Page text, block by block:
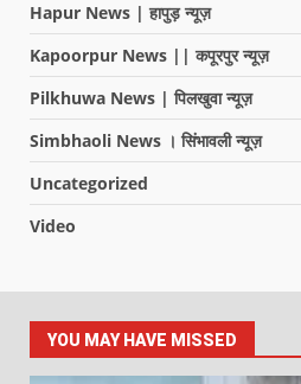
Hapur News | हापुड़ न्यूज़
Kapoorpur News || कपूरपुर न्यूज़
Pilkhuwa News | पिलखुवा न्यूज़
Simbhaoli News । सिंभावली न्यूज़
Uncategorized
Video
YOU MAY HAVE MISSED